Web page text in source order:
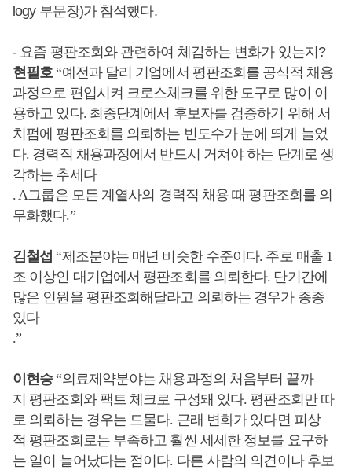
logy 부문장)가 참석했다.
- 요즘 평판조회와 관련하여 체감하는 변화가 있는지?
현필호 “예전과 달리 기업에서 평판조회를 공식적 채용
과정으로 편입시켜 크로스체크를 위한 도구로 많이 이
용하고 있다. 최종단계에서 후보자를 검증하기 위해 서
치펌에 평판조회를 의뢰하는 빈도수가 눈에 띄게 늘었
다. 경력직 채용과정에서 반드시 거쳐야 하는 단계로 생
각하는 추세다
. A그룹은 모든 계열사의 경력직 채용 때 평판조회를 의
무화했다.”
김철섭 “제조분야는 매년 비슷한 수준이다. 주로 매출 1
조 이상인 대기업에서 평판조회를 의뢰한다. 단기간에
많은 인원을 평판조회해달라고 의뢰하는 경우가 종종
있다
.”
이현승 “의료제약분야는 채용과정의 처음부터 끝까
지 평판조회와 팩트 체크로 구성돼 있다. 평판조회만 따
로 의뢰하는 경우는 드물다. 근래 변화가 있다면 피상
적 평판조회로는 부족하고 훨씬 세세한 정보를 요구하
는 일이 늘어났다는 점이다. 다른 사람의 의견이나 후보